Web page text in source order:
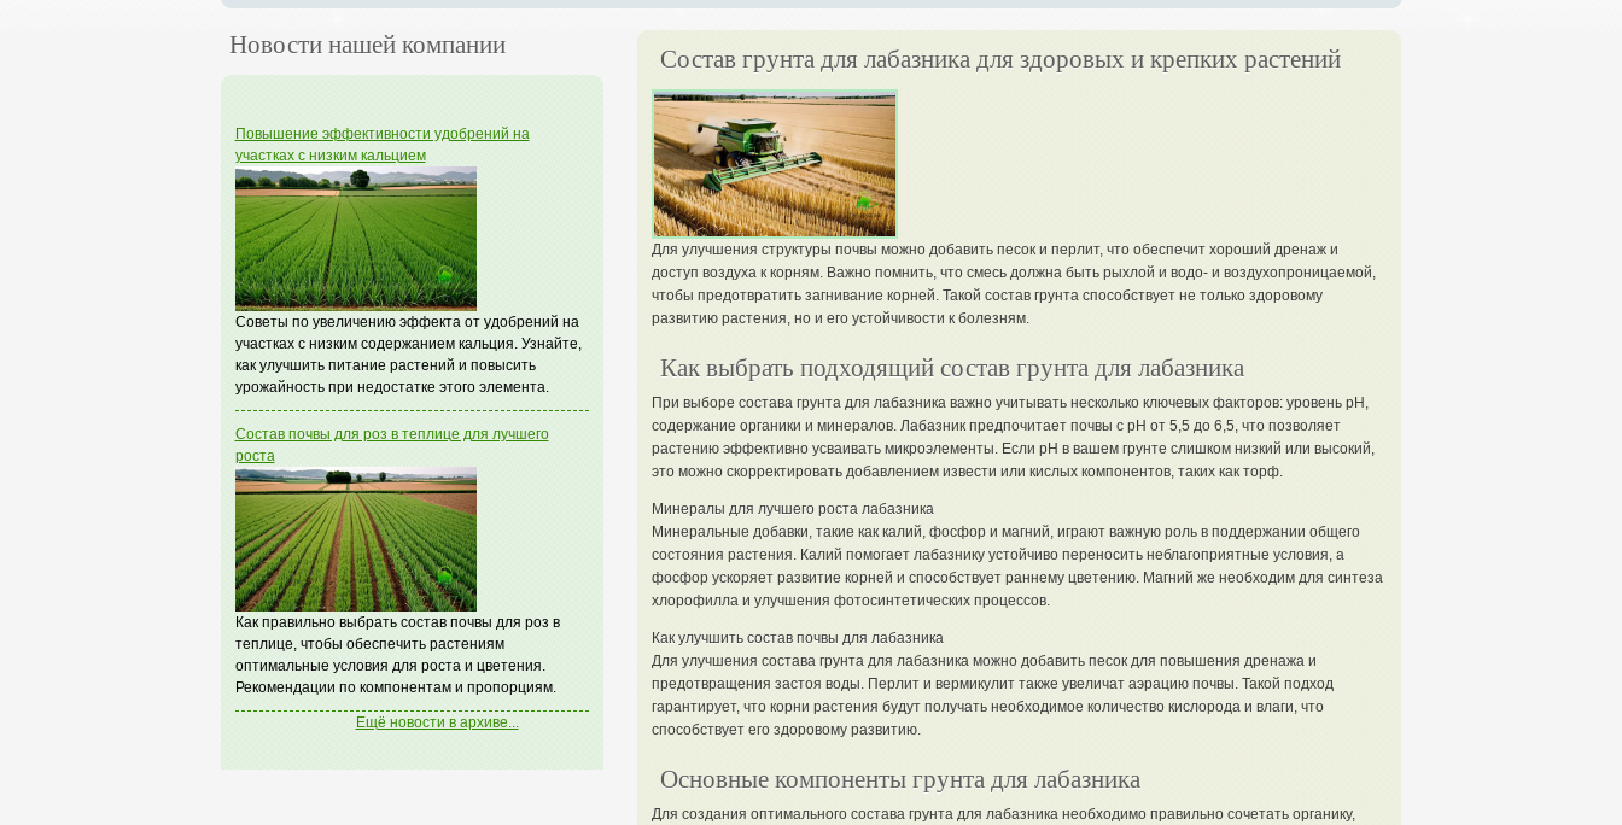
Новости нашей компании
Повышение эффективности удобрений на
участках с низким кальцием
Советы по увеличению эффекта от удобрений на
участках с низким содержанием кальция. Узнайте,
как улучшить питание растений и повысить
урожайность при недостатке этого элемента.
Состав почвы для роз в теплице для лучшего
роста
Как правильно выбрать состав почвы для роз в
теплице, чтобы обеспечить растениям
оптимальные условия для роста и цветения.
Рекомендации по компонентам и пропорциям.
Ещё новости в архиве...
Состав грунта для лабазника для здоровых и крепких растений
Для улучшения структуры почвы можно добавить песок и перлит, что обеспечит хороший дренаж и
доступ воздуха к корням. Важно помнить, что смесь должна быть рыхлой и водо- и воздухопроницаемой,
чтобы предотвратить загнивание корней. Такой состав грунта способствует не только здоровому
развитию растения, но и его устойчивости к болезням.
Как выбрать подходящий состав грунта для лабазника
При выборе состава грунта для лабазника важно учитывать несколько ключевых факторов: уровень pH,
содержание органики и минералов. Лабазник предпочитает почвы с pH от 5,5 до 6,5, что позволяет
растению эффективно усваивать микроэлементы. Если pH в вашем грунте слишком низкий или высокий,
это можно скорректировать добавлением извести или кислых компонентов, таких как торф.
Минералы для лучшего роста лабазника
Минеральные добавки, такие как калий, фосфор и магний, играют важную роль в поддержании общего
состояния растения. Калий помогает лабазнику устойчиво переносить неблагоприятные условия, а
фосфор ускоряет развитие корней и способствует раннему цветению. Магний же необходим для синтеза
хлорофилла и улучшения фотосинтетических процессов.
Как улучшить состав почвы для лабазника
Для улучшения состава грунта для лабазника можно добавить песок для повышения дренажа и
предотвращения застоя воды. Перлит и вермикулит также увеличат аэрацию почвы. Такой подход
гарантирует, что корни растения будут получать необходимое количество кислорода и влаги, что
способствует его здоровому развитию.
Основные компоненты грунта для лабазника
Для создания оптимального состава грунта для лабазника необходимо правильно сочетать органику,